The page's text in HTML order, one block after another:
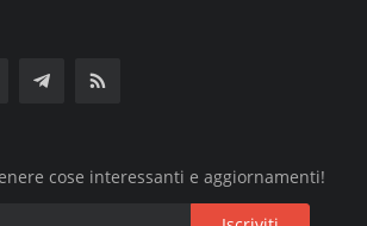
cose interessanti e aggiornamenti!